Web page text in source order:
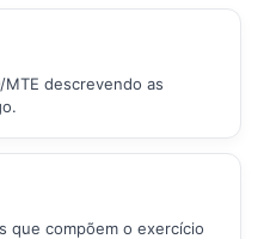
MTE descrevendo as
que compõem o exercício